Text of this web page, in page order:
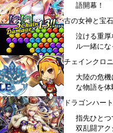
語開幕！
古の女神と宝
泣ける重
ル一緒に
チェインクロ
大陸の危
な物語を体
ドラゴンハート
指先ひと
双乱闘アク